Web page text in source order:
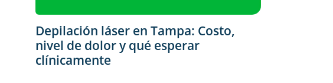
Depilación láser en Tampa: Costo,
nivel de dolor y qué esperar
clínicamente